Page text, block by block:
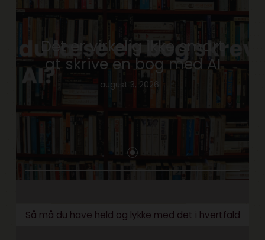
Det er virkelig ikke smart
at skrive en bog med AI
august 3, 2026
Så må du have held og lykke med det i hvertfald